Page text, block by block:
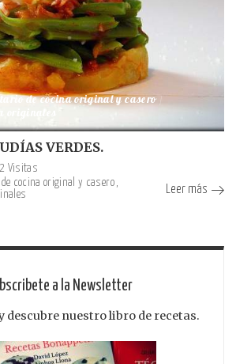
de cocina original y casero
VERDES.
Visitas
de cocina original y casero
Leer más
a la Newsletter
descubre nuestro libro de recetas.